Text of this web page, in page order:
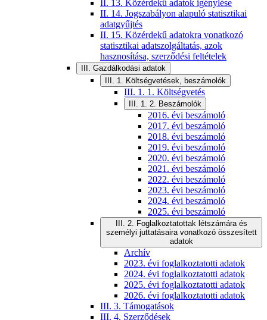
II. 13. Közérdekű adatok igénylése
II. 14. Jogszabályon alapuló statisztikai
adatgyűjtés
II. 15. Közérdekű adatokra vonatkozó
statisztikai adatszolgáltatás, azok
hasznosítása, szerződési feltételek
III. Gazdálkodási adatok
III. 1. Költségvetések, beszámolók
III. 1. 1. Költségvetés
III. 1. 2. Beszámolók
2016. évi beszámoló
2017. évi beszámoló
2018. évi beszámoló
2019. évi beszámoló
2020. évi beszámoló
2021. évi beszámoló
2022. évi beszámoló
2023. évi beszámoló
2024. évi beszámoló
2025. évi beszámoló
III. 2. Foglalkoztatottak létszámára és
személyi juttatásaira vonatkozó összesített
adatok
Archív
2023. évi foglalkoztatotti adatok
2024. évi foglalkoztatotti adatok
2025. évi foglalkoztatotti adatok
2026. évi foglalkoztatotti adatok
III. 3. Támogatások
III. 4. Szerződések